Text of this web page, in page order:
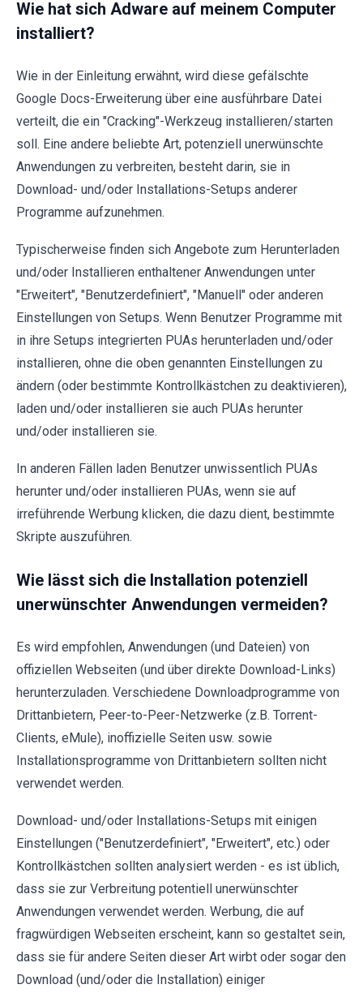
Wie hat sich Adware auf meinem Computer
installiert?
Wie in der Einleitung erwähnt, wird diese gefälschte
Google Docs-Erweiterung über eine ausführbare Datei
verteilt, die ein "Cracking"-Werkzeug installieren/starten
soll. Eine andere beliebte Art, potenziell unerwünschte
Anwendungen zu verbreiten, besteht darin, sie in
Download- und/oder Installations-Setups anderer
Programme aufzunehmen.
Typischerweise finden sich Angebote zum Herunterladen
und/oder Installieren enthaltener Anwendungen unter
"Erweitert", "Benutzerdefiniert", "Manuell" oder anderen
Einstellungen von Setups. Wenn Benutzer Programme mit
in ihre Setups integrierten PUAs herunterladen und/oder
installieren, ohne die oben genannten Einstellungen zu
ändern (oder bestimmte Kontrollkästchen zu deaktivieren),
laden und/oder installieren sie auch PUAs herunter
und/oder installieren sie.
In anderen Fällen laden Benutzer unwissentlich PUAs
herunter und/oder installieren PUAs, wenn sie auf
irreführende Werbung klicken, die dazu dient, bestimmte
Skripte auszuführen.
Wie lässt sich die Installation potenziell
unerwünschter Anwendungen vermeiden?
Es wird empfohlen, Anwendungen (und Dateien) von
offiziellen Webseiten (und über direkte Download-Links)
herunterzuladen. Verschiedene Downloadprogramme von
Drittanbietern, Peer-to-Peer-Netzwerke (z.B. Torrent-
Clients, eMule), inoffizielle Seiten usw. sowie
Installationsprogramme von Drittanbietern sollten nicht
verwendet werden.
Download- und/oder Installations-Setups mit einigen
Einstellungen ("Benutzerdefiniert", "Erweitert", etc.) oder
Kontrollkästchen sollten analysiert werden - es ist üblich,
dass sie zur Verbreitung potentiell unerwünschter
Anwendungen verwendet werden. Werbung, die auf
fragwürdigen Webseiten erscheint, kann so gestaltet sein,
dass sie für andere Seiten dieser Art wirbt oder sogar den
Download (und/oder die Installation) einiger